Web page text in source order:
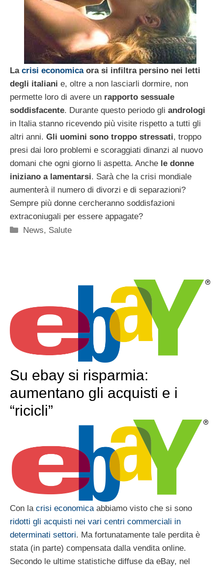
La crisi economicaora si infiltra persino nei letti
degli italiani e, oltre a non lasciarli dormire, non
permette loro di avere un rapporto sessuale
soddisfacente. Durante questo periodo gli andrologi
in Italia stanno ricevendo più visite rispetto a tutti gli
altri anni. Gli uomini sono troppo stressati, troppo
presi dai loro problemi e scoraggiati dinanzi al nuovo
domani che ogni giorno li aspetta. Anche le donne
iniziano a lamentarsi. Sarà che la crisi mondiale
aumenterà il numero di divorzi e di separazioni?
Sempre più donne cercheranno soddisfazioni
extraconiugali per essere appagate?
Categorie
News, Salute
Su ebay si risparmia:
aumentano gli acquisti e i
“ricicli”
Con la crisi economicaabbiamo visto che si sono
ridotti gli acquisti nei vari centri commerciali in
determinati settori. Ma fortunatamente tale perdita è
stata (in parte) compensata dalla vendita online.
Secondo le ultime statistiche diffuse da eBay, nel